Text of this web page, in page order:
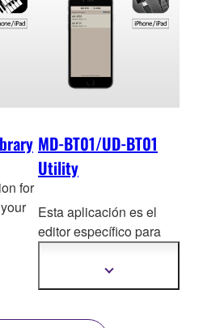
for
MD-BT01/UD-BT01
Utility
Esta aplicación es el
editor específico para
BT01/UD-BT01.Mostrar